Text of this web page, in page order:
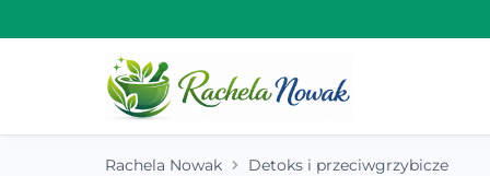
Rachela Nowak Detoks i przeciwgrzybicze